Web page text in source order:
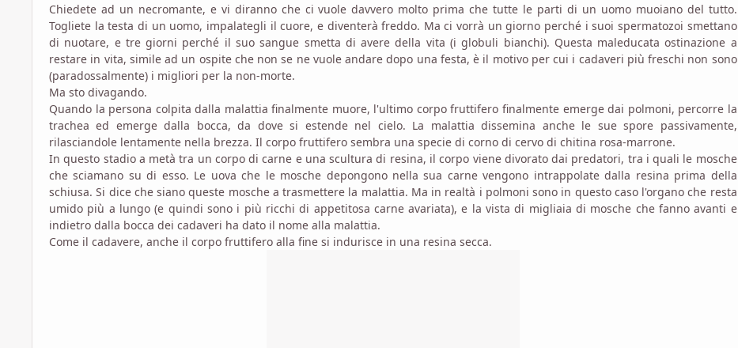
Chiedete ad un necromante, e vi diranno che ci vuole davvero molto prima che tutte le parti di un uomo muoiano del tutto.
Togliete la testa di un uomo, impalategli il cuore, e diventerà freddo. Ma ci vorrà un giorno perché i suoi spermatozoi smettano
di nuotare, e tre giorni perché il suo sangue smetta di avere della vita (i globuli bianchi). Questa maleducata ostinazione a
restare in vita, simile ad un ospite che non se ne vuole andare dopo una festa, è il motivo per cui i cadaveri più freschi non sono
(paradossalmente) i migliori per la non-morte.
Ma sto divagando.
Quando la persona colpita dalla malattia finalmente muore, l'ultimo corpo fruttifero finalmente emerge dai polmoni, percorre la
trachea ed emerge dalla bocca, da dove si estende nel cielo. La malattia dissemina anche le sue spore passivamente,
rilasciandole lentamente nella brezza. Il corpo fruttifero sembra una specie di corno di cervo di chitina rosa-marrone.
In questo stadio a metà tra un corpo di carne e una scultura di resina, il corpo viene divorato dai predatori, tra i quali le mosche
che sciamano su di esso. Le uova che le mosche depongono nella sua carne vengono intrappolate dalla resina prima della
schiusa. Si dice che siano queste mosche a trasmettere la malattia. Ma in realtà i polmoni sono in questo caso l'organo che resta
umido più a lungo (e quindi sono i più ricchi di appetitosa carne avariata), e la vista di migliaia di mosche che fanno avanti e
indietro dalla bocca dei cadaveri ha dato il nome alla malattia.
Come il cadavere, anche il corpo fruttifero alla fine si indurisce in una resina secca.